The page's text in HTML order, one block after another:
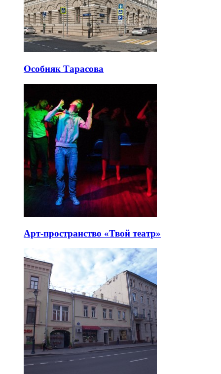
Особняк Тарасова
Арт-пространство «Твой театр»